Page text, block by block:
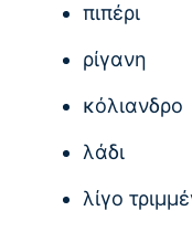
πιπέρι
ρίγανη
κόλιανδρο
λάδι
λίγο